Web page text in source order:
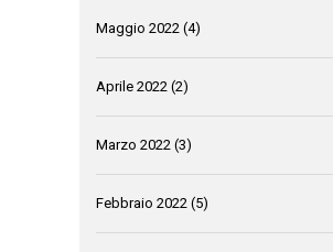
Maggio 2022 (4)
Aprile 2022 (2)
Marzo 2022 (3)
Febbraio 2022 (5)